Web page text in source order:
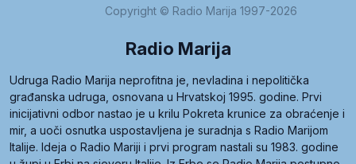
Copyright © Radio Marija 1997-2026
Radio Marija
Udruga Radio Marija neprofitna je, nevladina i nepolitička
građanska udruga, osnovana u Hrvatskoj 1995. godine. Prvi
inicijativni odbor nastao je u krilu Pokreta krunice za obraćenje i
mir, a uoči osnutka uspostavljena je suradnja s Radio Marijom
Italije. Ideja o Radio Mariji i prvi program nastali su 1983. godine